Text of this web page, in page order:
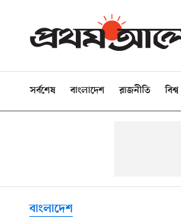
সর্বশেষ বাংলাদেশ রাজনীতি বিশ্ব
বাংলাদেশ